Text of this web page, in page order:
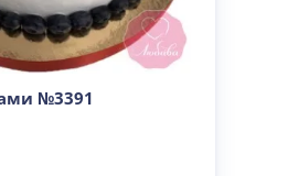
№3391